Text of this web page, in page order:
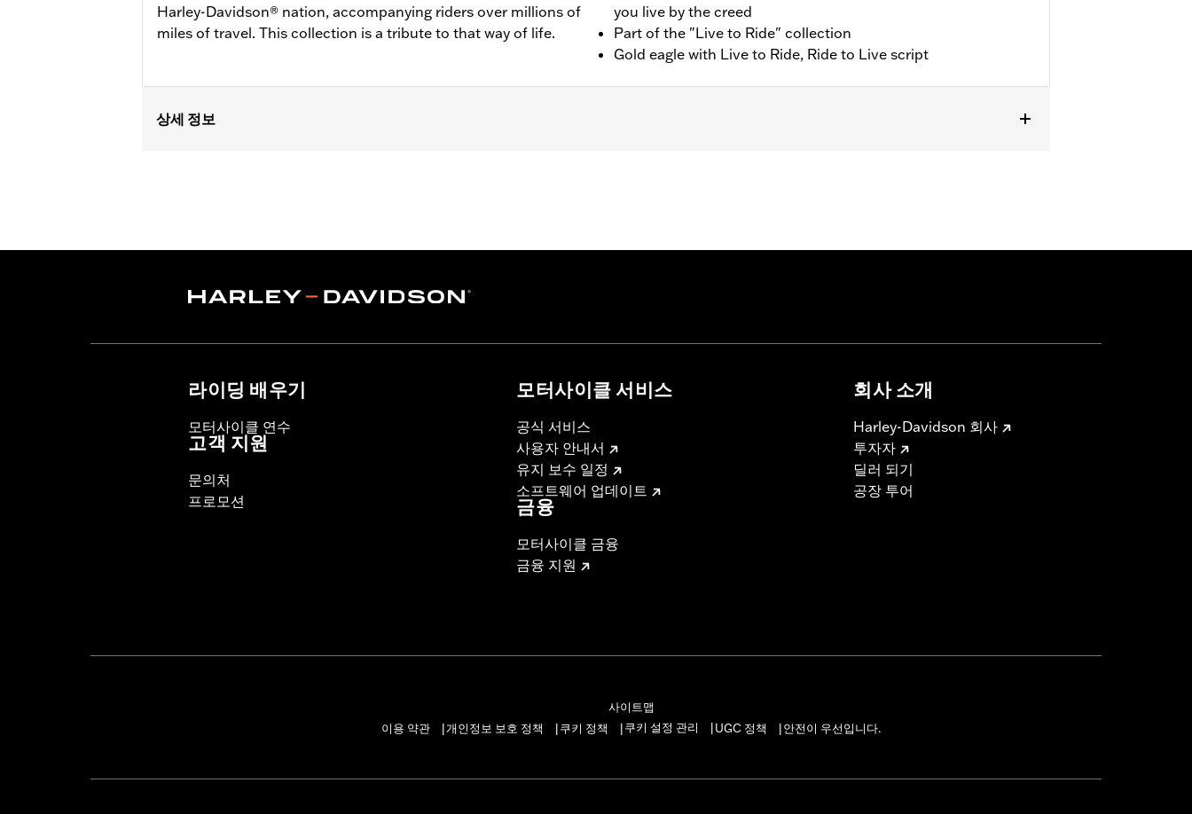
Harley-Davidson® nation, accompanying riders over millions of
miles of travel. This collection is a tribute to that way of life.
you live by the creed
Part of the "Live to Ride" collection
Gold eagle with Live to Ride, Ride to Live script
상세 정보
Sold In Units:Each
WARRANTY:1 year limited warranty – Go towww.h-d.com/warranty
라이딩 배우기
모터사이클 연수
고객 지원
문의처
프로모션
모터사이클 서비스
공식 서비스
사용자 안내서
유지 보수 일정
소프트웨어 업데이트
금융
모터사이클 금융
금융 지원
회사 소개
Harley-Davidson 회사
투자자
딜러 되기
공장 투어
사이트맵
이용 약관
개인정보 보호 정책 쿠키 정책 쿠키 설정 관리 UGC 정책 안전이 우선입니다.